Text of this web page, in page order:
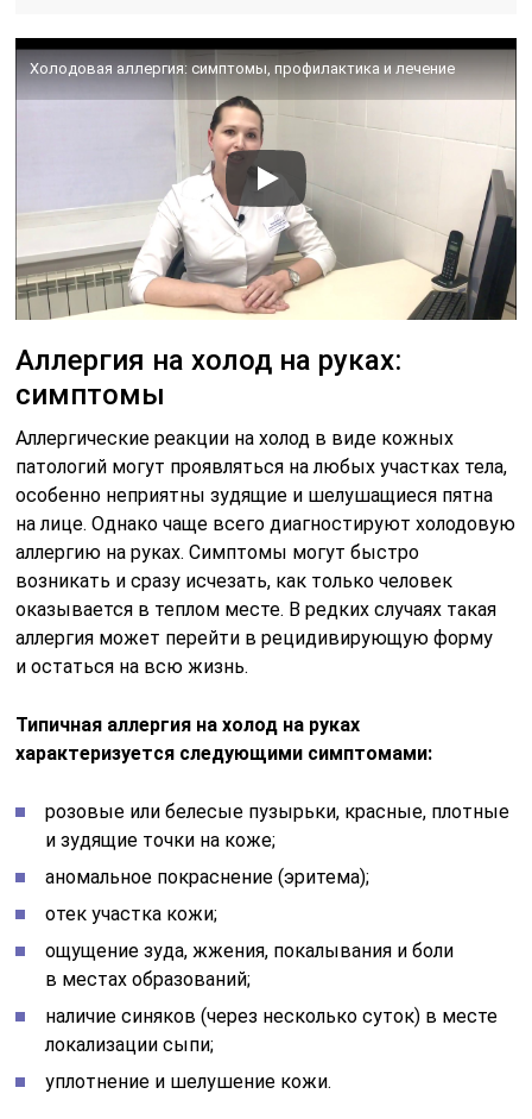
Холодовая аллергия: симптомы, профилактика и лечение
Аллергия на холод на руках:
симптомы
Аллергические реакции на холод в виде кожных
патологий могут проявляться на любых участках тела,
особенно неприятны зудящие и шелушащиеся пятна
на лице. Однако чаще всего диагностируют холодовую
аллергию на руках. Симптомы могут быстро
возникать и сразу исчезать, как только человек
оказывается в теплом месте. В редких случаях такая
аллергия может перейти в рецидивирующую форму
и остаться на всю жизнь.
Типичная аллергия на холод на руках
характеризуется следующими симптомами:
розовые или белесые пузырьки, красные, плотные
и зудящие точки на коже;
аномальное покраснение (эритема);
отек участка кожи;
ощущение зуда, жжения, покалывания и боли
в местах образований;
наличие синяков (через несколько суток) в месте
локализации сыпи;
уплотнение и шелушение кожи.